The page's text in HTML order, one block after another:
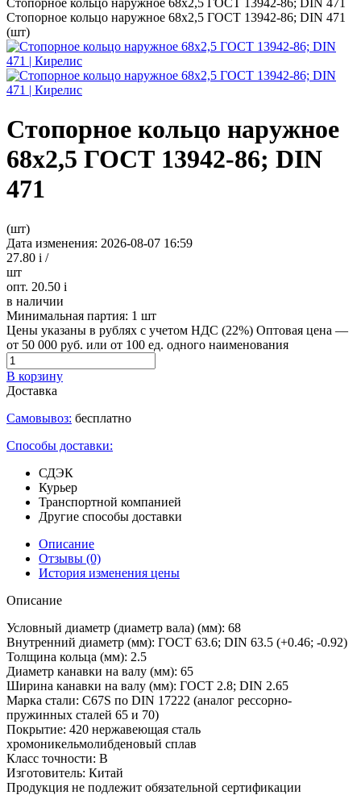
Стопорное кольцо наружное 68х2,5 ГОСТ 13942-86; DIN 471
Стопорное кольцо наружное 68х2,5 ГОСТ 13942-86; DIN 471
(шт)
Стопорное кольцо наружное
68х2,5 ГОСТ 13942-86; DIN
471
(шт)
Дата изменения: 2026-08-07 16:59
27.80 i /
шт
опт. 20.50 i
в наличии
Минимальная партия: 1 шт
Цены указаны в рублях с учетом НДС (22%) Оптовая цена —
от 50 000 руб. или от 100 ед. одного наименования
В корзину
Доставка
Самовывоз: бесплатно
Способы доставки:
СДЭК
Курьер
Транспортной компанией
Другие способы доставки
Описание
Отзывы (0)
История изменения цены
Описание
Условный диаметр (диаметр вала) (мм): 68
Внутренний диаметр (мм): ГОСТ 63.6; DIN 63.5 (+0.46; -0.92)
Толщина кольца (мм): 2.5
Диаметр канавки на валу (мм): 65
Ширина канавки на валу (мм): ГОСТ 2.8; DIN 2.65
Марка стали: C67S по DIN 17222 (аналог рессорно-
пружинных сталей 65 и 70)
Покрытие: 420 нержавеющая сталь
хромоникельмолибденовый сплав
Класс точности: В
Изготовитель: Китай
Продукция не подлежит обязательной сертификации